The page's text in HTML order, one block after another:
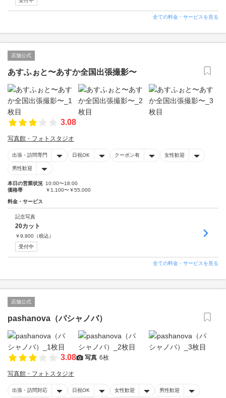
全ての料金・サービスを見る
店舗公式
あすふぉと〜あすか全国出張撮影〜
3.08
写真館・フォトスタジオ
出張・訪問専門 日祝OK クーポン有 女性歓迎
男性歓迎
本日の営業状況 10:00〜18:00
価格帯
￥1,100〜￥55,000
料金・サービス
記念写真
20カット
￥9,900 （税込）
受付中
全ての料金・サービスを見る
店舗公式
pashanova（パシャノバ）
3.08 写真 6枚
写真館・フォトスタジオ
出張・訪問対応 日祝OK 女性歓迎 男性歓迎